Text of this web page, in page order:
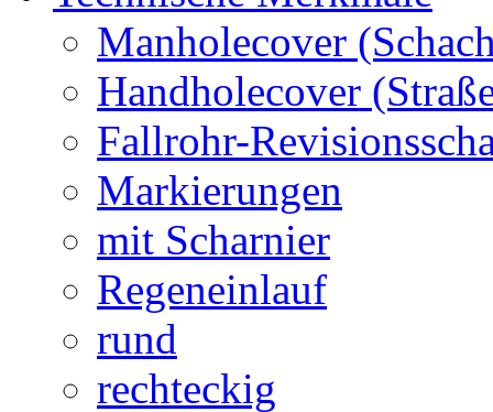
Manholecover
Handholecover
Fallrohr-
Markierungen
mit Scharnier
Regeneinlauf
rund
rechteckig